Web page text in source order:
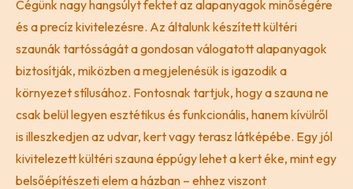
Cégünk nagy hangsúlyt fektet az alapanyagok minőségére
és a precíz kivitelezésre. Az általunk készített kültéri
szaunák tartósságát a gondosan válogatott alapanyagok
biztosítják, miközben a megjelenésük is igazodik a
környezet stílusához. Fontosnak tartjuk, hogy a szauna ne
csak belül legyen esztétikus és funkcionális, hanem kívülről
is illeszkedjen az udvar, kert vagy terasz látképébe. Egy jól
kivitelezett kültéri szauna éppúgy lehet a kert éke, mint egy
belsőépítészeti elem a házban – ehhez viszont